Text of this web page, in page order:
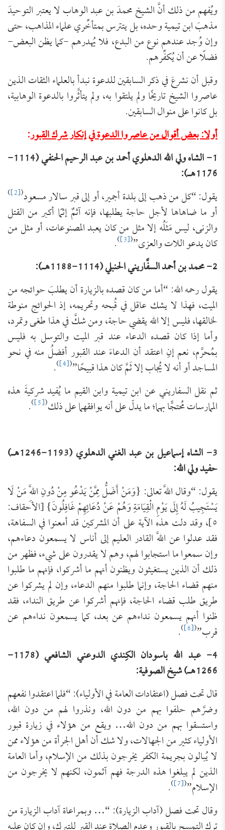
ويُفهم من ذلك أنَّ الشيخ محمدَ بن عبد الوهاب لا يعتبر التوحيدَ
مذهبَ ابن تيمية وحده، بل يتترس بمتأخِّري علماء المذاهب، حتى
وإن وُجد عندهم نوع من البدع، فلا يُهدرهم -كما يظن البعض-
فضلًا عن أن يُكفِّرهم.
وقبل أن نشرعَ في ذكر السابقين للدعوة نبدأ بالعلماء الثقات الذين
عاصروا الشيخ تاريخًا ولم يلتقوا به، ولم يتأثَّروا بالدعوة الوهابية،
بل كانوا على منوال السابقين.
أولا: بعض أقوال من عاصروا الدعوةفي إنكار شرك القبور:
1- الشاه ولي الله الدهلوي أحمد بن عبد الرحيم الحنفي (1114-
1176هـ):
يقول: “كل من ذهب إلى بلدة أجمير، أو إلى قبر سالار مسعود(
[2]
)
أو ما ضاهاها لأجل حاجة يطلبها، فإنه آثمٌ إثمًا أكبر من القتل
والزنى، ليس مَثَلُه إلا مثل من كان يعبد المصنوعات، أو مثل من
كان يدعو اللات والعزى”(
[3]
)
.
2- محمد بن أحمد السفَّاريني الحنبلي (1114-1188هـ):
يقول رحمه الله: “أما من كان قصده بالزيارة أن يطلبَ حوائجه من
الميت، فهذا لا يشك عاقل في قُبحه وتحريمه، إذ الحوائج منوطة
لخالقها، فليس إلا الله يقضي حاجة، ومن شكَّ في هذا طغى وتمرد،
وأما إذا كان قصده الدعاء عند قبر الميت والتوسل به فليس
بمُحرَّم، نعم إنِ اعتقد أن الدعاءَ عند القبور أفضلُ منه في نحو
المساجد أو أنه لا يُجاب إلا ثَمَّ كان هذا قبيحًا”(
[4]
)
.
ثم نقل السفاريني عن ابن تيمية وابن القيم ما يُفيد شركيةَ هذه
الممارسات مُحتجًّا بهما؛ ما يدلّ على أنه يوافقهما على ذلك(
[5]
)
.
3- الشاه إسماعيل بن عبد الغني الدهلوي (1193-1246هـ)
حفيد ولي الله:
يقول: “وقال اللَّه تعالى: {وَمَنْ أَضَلُّ مِمَّنْ يَدْعُو مِنْ دُونِ اللَّهِ مَنْ لَا
يَسْتَجِيبُ لَهُ إِلَى يَوْمِ الْقِيَامَةِ وَهُمْ عَنْ دُعَائِهِمْ غَافِلُونَ} [الأحقاف:
٥]، وقد دلت هذه الآية على أن المشركين قد أمعنوا في السفاهة،
فقد عدلوا عن اللَّه القادر العليم إلى أناس لا يسمعون دعاءهم،
وإن سمعوا ما استجابوا لهم، وهم لا يقدرون على شيء، فظهر من
ذلك أن الذين يستغيثون ويظنون أنهم ما أشركوا، فإنهم ما طلبوا
منهم قضاء الحاجة، وإنما طلبوا منهم الدعاء، وإن لم يشركوا عن
طريق طلب قضاء الحاجة، فإنهم أشركوا عن طريق النداء، فقد
ظنوا أنهم يسمعون نداءهم عن بعد، كما يسمعون نداءهم عن
قرب”(
[6]
)
.
4- عبد الله باسودان الكِندي الدوعني الشافعي (1178-
1266هـ) شيخ الصوفية:
قال تحت فصل (اعتقادات العامة في الأولياء): “فلما اعتقدوا نفعهم
وضرَّهم حلفوا بهم من دون الله، ونذروا لهم من دون الله،
واستسقوا بهم من دون الله… ويقع من هؤلاء في زيارة قبور
الأولياء كثير من الجهالات، ولا شك أن أهل الجرأة من هؤلاء ممن
لا يُبالون بجريمة الكفر يخرجون بذلك من الإسلام، وأما العامة
الذين لم يبلغوا هذه الدرجة فهم آثمون، لكنهم لا يخرجون من
الإسلام”(
[7]
)
.
وقال تحت فصل (آداب الزيارة): “… وبمراعاة آداب الزيارة من